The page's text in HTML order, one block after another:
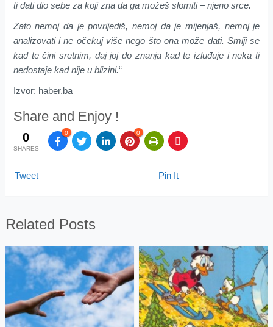
ti dati dio sebe za koji zna da ga možeš slomiti – njeno srce.
Zato nemoj da je povrijediš, nemoj da je mijenjaš, nemoj je
analizovati i ne očekuj više nego što ona može dati. Smiji se
kad te čini sretnim, daj joj do znanja kad te izluđuje i neka ti
nedostaje kad nije u blizini.“
Izvor: haber.ba
Share and Enjoy !
0
SHARES
0 0
Tweet Pin It
Related Posts